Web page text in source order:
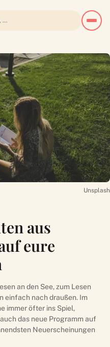
Unsplash
aus
eure
an den See, zum Lesen
einfach nach draußen. Im
immer öfter ins Spiel,
das neue Programm auf
Neuerscheinungen